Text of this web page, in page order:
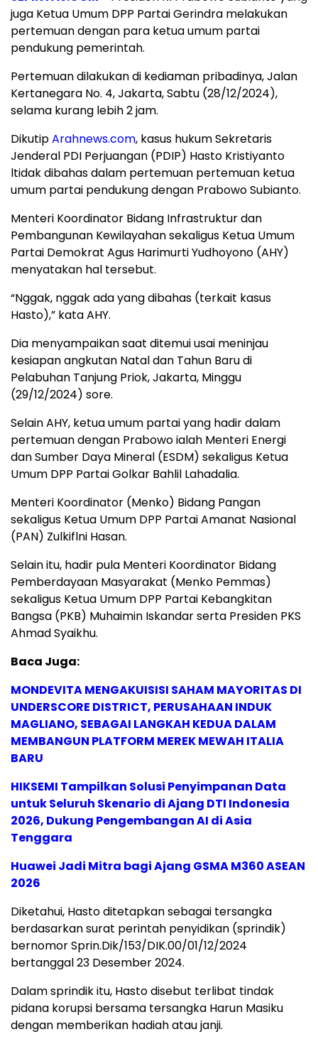
juga Ketua Umum DPP Partai Gerindra melakukan
pertemuan dengan para ketua umum partai
pendukung pemerintah.
Pertemuan dilakukan di kediaman pribadinya, Jalan
Kertanegara No. 4, Jakarta, Sabtu (28/12/2024),
selama kurang lebih 2 jam.
DikutipArahnews.com, kasus hukum Sekretaris
Jenderal PDI Perjuangan (PDIP) Hasto Kristiyanto
ltidak dibahas dalam pertemuan pertemuan ketua
umum partai pendukung dengan Prabowo Subianto.
Menteri Koordinator Bidang Infrastruktur dan
Pembangunan Kewilayahan sekaligus Ketua Umum
Partai Demokrat Agus Harimurti Yudhoyono (AHY)
menyatakan hal tersebut.
“Nggak, nggak ada yang dibahas (terkait kasus
Hasto),” kata AHY.
Dia menyampaikan saat ditemui usai meninjau
kesiapan angkutan Natal dan Tahun Baru di
Pelabuhan Tanjung Priok, Jakarta, Minggu
(29/12/2024) sore.
Selain AHY, ketua umum partai yang hadir dalam
pertemuan dengan Prabowo ialah Menteri Energi
dan Sumber Daya Mineral (ESDM) sekaligus Ketua
Umum DPP Partai Golkar Bahlil Lahadalia.
Menteri Koordinator (Menko) Bidang Pangan
sekaligus Ketua Umum DPP Partai Amanat Nasional
(PAN) Zulkiflni Hasan.
Selain itu, hadir pula Menteri Koordinator Bidang
Pemberdayaan Masyarakat (Menko Pemmas)
sekaligus Ketua Umum DPP Partai Kebangkitan
Bangsa (PKB) Muhaimin Iskandar serta Presiden PKS
Ahmad Syaikhu.
Baca Juga:
MONDEVITA MENGAKUISISI SAHAM MAYORITAS DI
UNDERSCORE DISTRICT, PERUSAHAAN INDUK
MAGLIANO, SEBAGAI LANGKAH KEDUA DALAM
MEMBANGUN PLATFORM MEREK MEWAH ITALIA
BARU
HIKSEMI Tampilkan Solusi Penyimpanan Data
untuk Seluruh Skenario di Ajang DTI Indonesia
2026, Dukung Pengembangan AI di Asia
Tenggara
Huawei Jadi Mitra bagi Ajang GSMA M360 ASEAN
2026
Diketahui, Hasto ditetapkan sebagai tersangka
berdasarkan surat perintah penyidikan (sprindik)
bernomor Sprin.Dik/153/DIK.00/01/12/2024
bertanggal 23 Desember 2024.
Dalam sprindik itu, Hasto disebut terlibat tindak
pidana korupsi bersama tersangka Harun Masiku
dengan memberikan hadiah atau janji.